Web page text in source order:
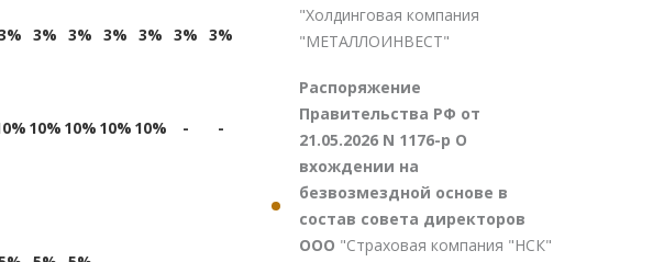
3% 3% 3% 3% 3% 3%
10% 10% 10% 10% - -
"Холдинговая компания
"МЕТАЛЛОИНВЕСТ"
Распоряжение
Правительства РФ от
21.05.2026 N 1176-р О
вхождении на
безвозмездной основе в
состав совета директоров
ООО "Страховая компания "НСК"